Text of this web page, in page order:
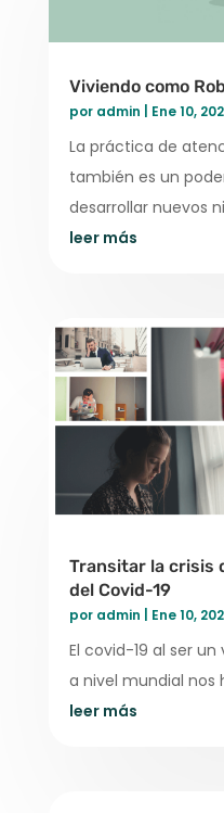
Viviendo como
por admin Ene 10,
La práctica de
también es un
desarrollar nuevos
leer más
Transitar la crisis
del Covid-19
por admin Ene 10,
El covid-19 al ser
a nivel mundial nos
leer más